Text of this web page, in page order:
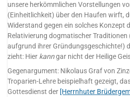
unsere herkömmlichen Vorstellungen
(Einheitlichkeit) über den Haufen wirft,
Widerstand gegen ein solches Konzept
Relativierung dogmatischer Traditionen
aufgrund ihrer Gründungsgeschichte!)
zieht: Hier kanngar nicht der Heilige
Gegenargument: Nikolaus Graf von
Troparien-Lehre beispielhaft gezeigt,
Gottesdienst der [Herrnhuter